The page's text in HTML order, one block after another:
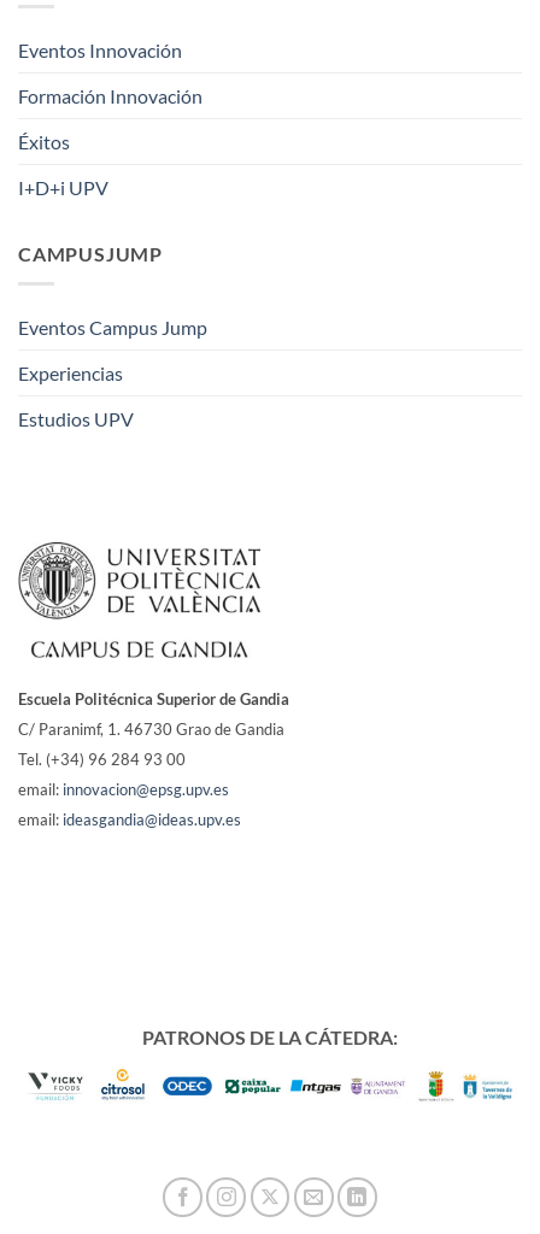
Eventos Innovación
Formación Innovación
Éxitos
I+D+i UPV
CAMPUSJUMP
Eventos Campus Jump
Experiencias
Estudios UPV
Escuela Politécnica Superior de Gandia
C/ Paranimf, 1. 46730 Grao de Gandia
Tel. (+34) 96 284 93 00
email: innovacion@epsg.upv.es
email: ideasgandia@ideas.upv.es
PATRONOS DE LA CÁTEDRA: